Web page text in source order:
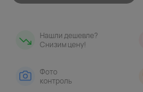
Нашли дешевле?
Снизим цену!
Фото
контроль